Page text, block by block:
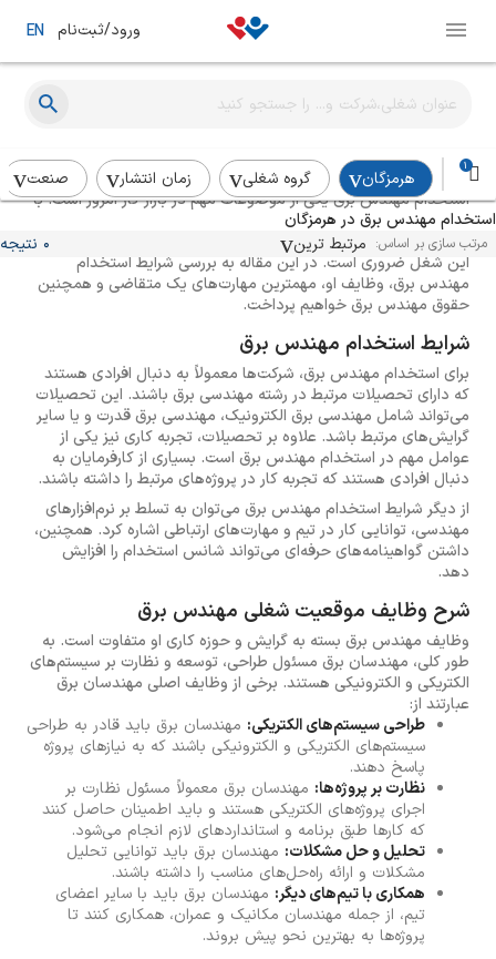
ورود/ثبت‌نام EN
1
هرمزگان گروه شغلی زمان انتشار
صنعت
استخدام مهندس برق در هرمزگان
مرتب سازی بر اساس: مرتبط ترین 0 نتیجه
راهنمای استخدام مهندس برق
استخدام مهندس برق یکی از موضوعات مهم در بازار کار امروز است. با
توجه به پیشرفت‌های روزافزون تکنولوژی و نیاز به متخصصان در این
حوزه، آشنایی با شرایط استخدام، وظایف و مهارت‌های مورد نیاز برای
این شغل ضروری است. در این مقاله به بررسی شرایط استخدام
مهندس برق، وظایف او، مهمترین مهارت‌های یک متقاضی و همچنین
حقوق مهندس برق خواهیم پرداخت.
شرایط استخدام مهندس برق
برای استخدام مهندس برق، شرکت‌ها معمولاً به دنبال افرادی هستند
که دارای تحصیلات مرتبط در رشته مهندسی برق باشند. این تحصیلات
می‌تواند شامل مهندسی برق الکترونیک، مهندسی برق قدرت و یا سایر
گرایش‌های مرتبط باشد. علاوه بر تحصیلات، تجربه کاری نیز یکی از
عوامل مهم در استخدام مهندس برق است. بسیاری از کارفرمایان به
دنبال افرادی هستند که تجربه کار در پروژه‌های مرتبط را داشته باشند.
از دیگر شرایط استخدام مهندس برق می‌توان به تسلط بر نرم‌افزارهای
مهندسی، توانایی کار در تیم و مهارت‌های ارتباطی اشاره کرد. همچنین،
داشتن گواهینامه‌های حرفه‌ای می‌تواند شانس استخدام را افزایش
دهد.
شرح وظایف موقعیت شغلی مهندس برق
وظایف مهندس برق بسته به گرایش و حوزه کاری او متفاوت است. به
طور کلی، مهندسان برق مسئول طراحی، توسعه و نظارت بر سیستم‌های
الکتریکی و الکترونیکی هستند. برخی از وظایف اصلی مهندسان برق
عبارتند از:
طراحی سیستم‌های الکتریکی: مهندسان برق باید قادر به طراحی
سیستم‌های الکتریکی و الکترونیکی باشند که به نیازهای پروژه
پاسخ دهند.
نظارت بر پروژه‌ها: مهندسان برق معمولاً مسئول نظارت بر
اجرای پروژه‌های الکتریکی هستند و باید اطمینان حاصل کنند
که کارها طبق برنامه و استانداردهای لازم انجام می‌شود.
تحلیل و حل مشکلات: مهندسان برق باید توانایی تحلیل
مشکلات و ارائه راه‌حل‌های مناسب را داشته باشند.
همکاری با تیم‌های دیگر: مهندسان برق باید با سایر اعضای
تیم، از جمله مهندسان مکانیک و عمران، همکاری کنند تا
پروژه‌ها به بهترین نحو پیش بروند.